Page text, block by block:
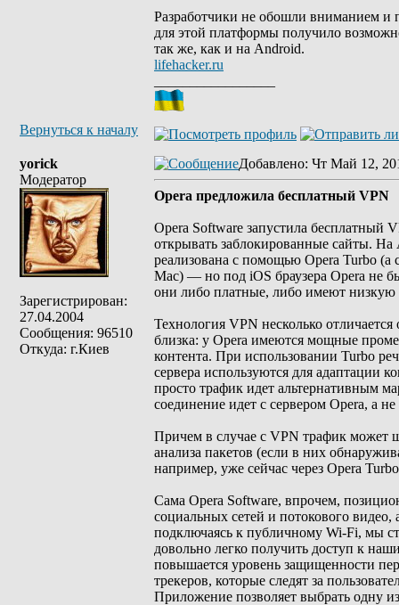
Разработчики не обошли вниманием и
для этой платформы получило
так же, как и на Android.
lifehacker.ru
Вернуться к началу
yorick
Модератор
Зарегистрирован:
27.04.2004
Сообщения: 96510
Откуда: г.Киев
Добавлено: Чт Май 12,
Opera предложила бесплатный VPN
Opera Software запустила бесплатный
открывать заблокированные сайты.
реализована с помощью Opera Turbo
Mac) — но под iOS браузера Opera не
они либо платные, либо имеют низкую
Технология VPN несколько
близка: у Opera имеются мощные
контента. При использовании Turbo
сервера используются для адаптации
просто трафик идет альтернативным
соединение идет с сервером Opera, а
Причем в случае с VPN трафик может
анализа пакетов (если в них
например, уже сейчас через Opera
Сама Opera Software, впрочем,
социальных сетей и потокового
подключаясь к публичному Wi-Fi, мы
довольно легко получить доступ к
повышается уровень защищенности
трекеров, которые следят за
Приложение позволяет выбрать одну